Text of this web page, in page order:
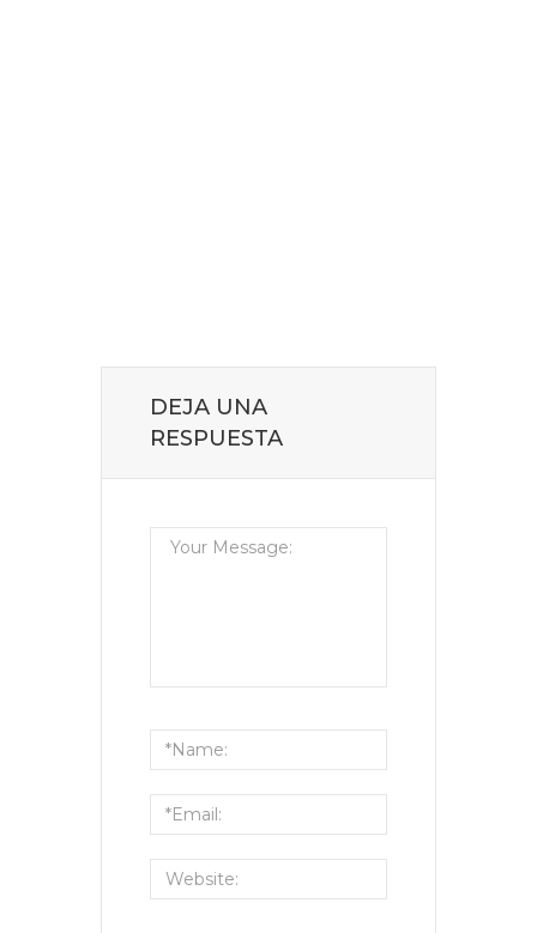
DEJA UNA
RESPUESTA